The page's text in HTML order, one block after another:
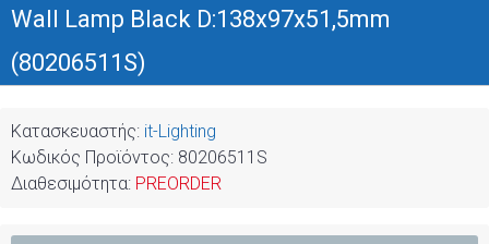
Wall Lamp Black D:138x97x51,5mm
(80206511S)
Κατασκευαστής: it-Lighting
Κωδικός Προϊόντος: 80206511S
Διαθεσιμότητα: PREORDER